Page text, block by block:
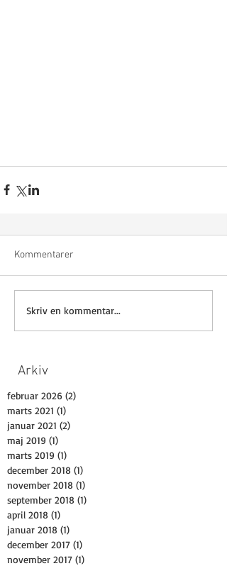
Kommentarer
Skriv en kommentar...
Arkiv
februar 2026 (2)
marts 2021 (1)
januar 2021 (2)
maj 2019 (1)
marts 2019 (1)
december 2018 (1)
november 2018 (1)
september 2018 (1)
april 2018 (1)
januar 2018 (1)
december 2017 (1)
november 2017 (1)